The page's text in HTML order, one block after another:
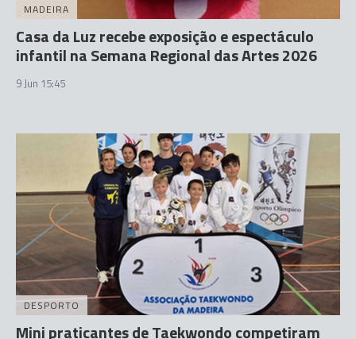
MADEIRA
Casa da Luz recebe exposição e espectáculo
infantil na Semana Regional das Artes 2026
9 Jun 15:45
DESPORTO
Mini praticantes de Taekwondo competiram